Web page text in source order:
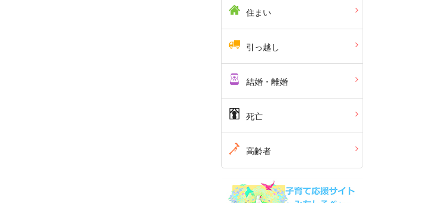
住まい
引っ越し
結婚・離婚
死亡
高齢者